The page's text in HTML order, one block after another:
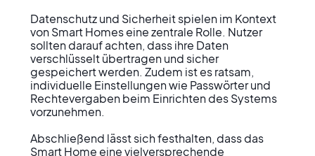
Datenschutz und Sicherheit spielen im Kontext
von Smart Homes eine zentrale Rolle. Nutzer
sollten darauf achten, dass ihre Daten
verschlüsselt übertragen und sicher
gespeichert werden. Zudem ist es ratsam,
individuelle Einstellungen wie Passwörter und
Rechtevergaben beim Einrichten des Systems
vorzunehmen.
Abschließend lässt sich festhalten, dass das
Smart Home eine vielversprechende